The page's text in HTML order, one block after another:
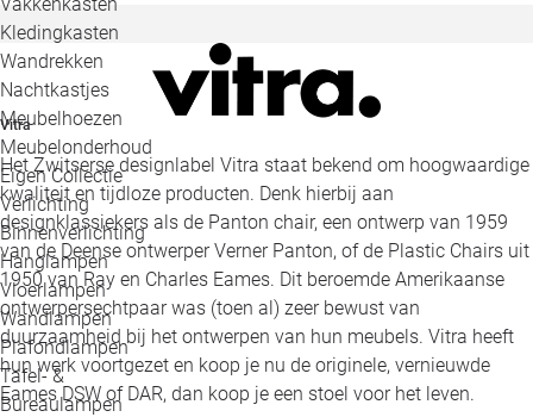
Kledingkasten
Wandrekken
Nachtkastjes
Meubelhoezen
Meubelonderhoud
Eigen Collectie
Verlichting
Binnenverlichting
Hanglampen
Vloerlampen
Wandlampen
Plafondlampen
Tafel- &
Bureaulampen
Vitra
Het Zwitserse designlabel Vitra staat bekend om hoogwaardige
kwaliteit en tijdloze producten. Denk hierbij aan
designklassiekers als de Panton chair, een ontwerp van 1959
van de Deense ontwerper Verner Panton, of de Plastic Chairs uit
1950 van Ray en Charles Eames. Dit beroemde Amerikaanse
ontwerpersechtpaar was (toen al) zeer bewust van
duurzaamheid bij het ontwerpen van hun meubels. Vitra heeft
hun werk voortgezet en koop je nu de originele, vernieuwde
Eames DSW of DAR, dan koop je een stoel voor het leven.